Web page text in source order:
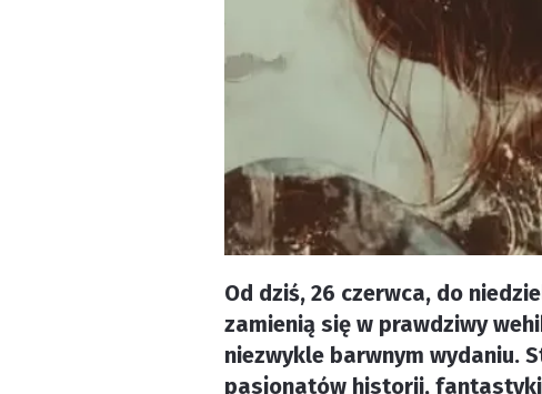
Od dziś, 26 czerwca, do
zamienią się w prawdziwy
niezwykle barwnym wydaniu.
pasjonatów historii,